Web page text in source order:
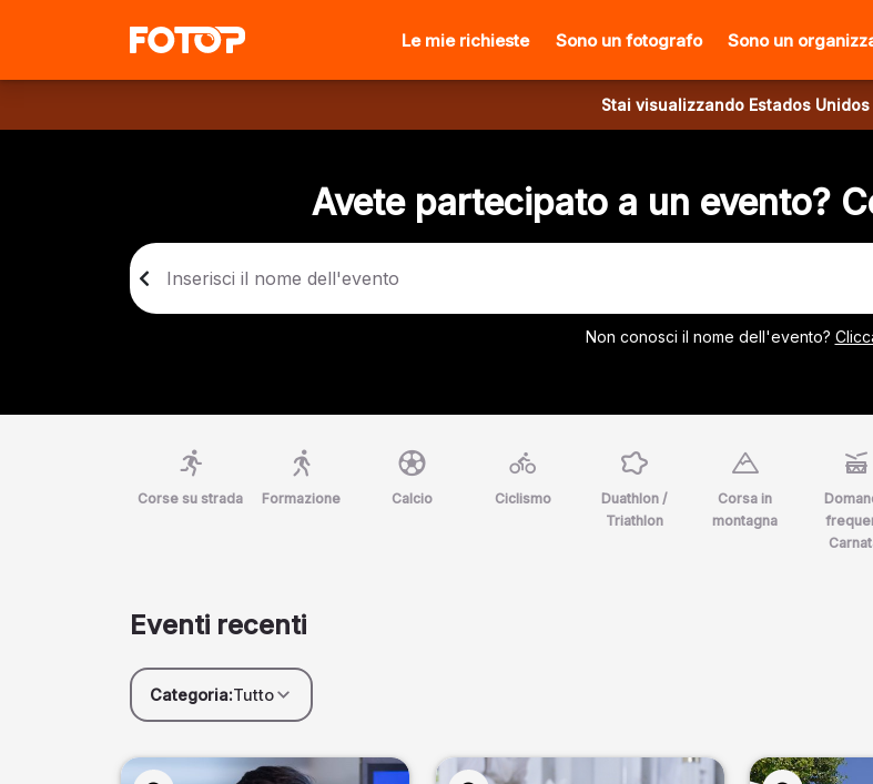
Le mie richieste Sono un fotografo Sono un
Stai visualizzando Estados Unidos
Avete partecipato a un evento?
Non conosci il nome dell'evento?
Corse su strada Formazione Calcio Ciclismo
Duathlon /
Triathlon
Corsa in
montagna
Eventi recenti
Categoria:Tutto